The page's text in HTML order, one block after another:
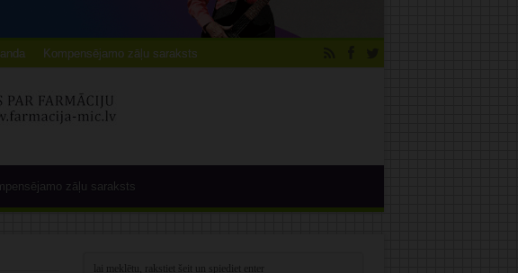
Kompensējamo zāļu saraksts
zāļu saraksts